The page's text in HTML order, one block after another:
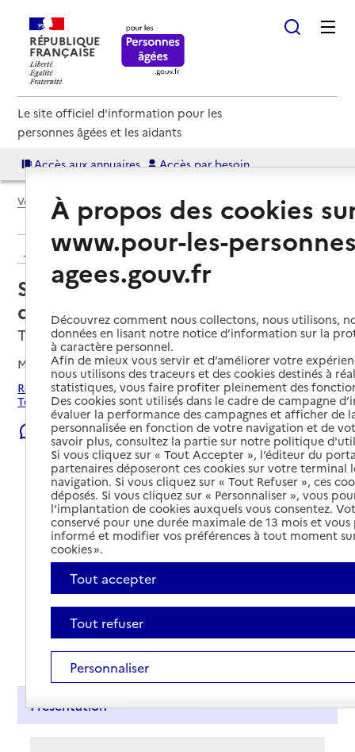
RÉPUBLIQUE
FRANÇAISE
Le site officiel d'information pour les
personnes âgées et les aidants
Accès aux annuaires Accès par besoin
Voir le fil d’Ariane
Retour aux résultats de l'annuaire
Service de soins infirmiers à
domicile – SSIAD ANPS
Tergnier, AISNE
Mis à jour le23/07/2026
Rechercher les établissements et services autour de
Tergnier.
Signaler une erreur
Présentation
À propos des cookies
www.pour-les-
agees.gouv.fr
Découvrez comment nous collectons, nous utilisons,
données en lisant notre notice d’information sur la
à caractère personnel.
Afin de mieux vous servir et d’améliorer votre
nous utilisons des traceurs et des cookies destinés à
statistiques, vous faire profiter pleinement des
Des cookies sont utilisés dans le cadre de campagne
évaluer la performance des campagnes et afficher de
personnalisée en fonction de votre navigation et de
savoir plus, consultez la partie sur notre politique
Si vous cliquez sur « Tout Accepter », l’éditeur du
partenaires déposeront ces cookies sur votre terminal
navigation. Si vous cliquez sur « Tout Refuser », ces
déposés. Si vous cliquez sur « Personnaliser », vous
l’implantation de cookies auxquels vous consentez.
conservé pour une durée maximale de 13 mois et
informé et modifier vos préférences à tout moment
cookies ».
Tout accepter
Tout refuser
Personnaliser